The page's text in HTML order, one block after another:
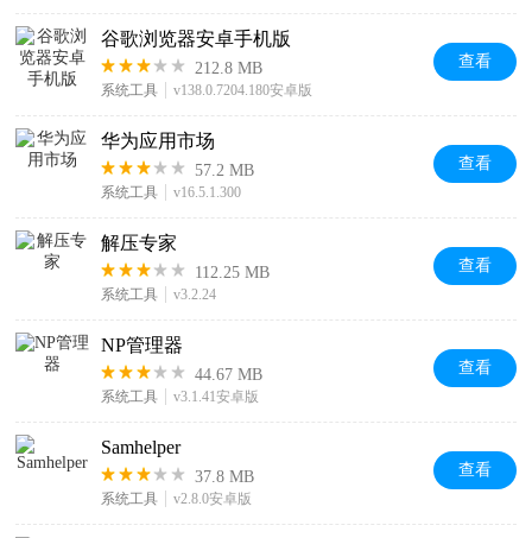
谷歌浏览器安卓手机版
212.8 MB
系统工具 v138.0.7204.180安卓版
查看
华为应用市场
57.2 MB
系统工具 v16.5.1.300
查看
解压专家
112.25 MB
系统工具 v3.2.24
查看
NP管理器
44.67 MB
系统工具 v3.1.41安卓版
查看
Samhelper
37.8 MB
系统工具 v2.8.0安卓版
查看